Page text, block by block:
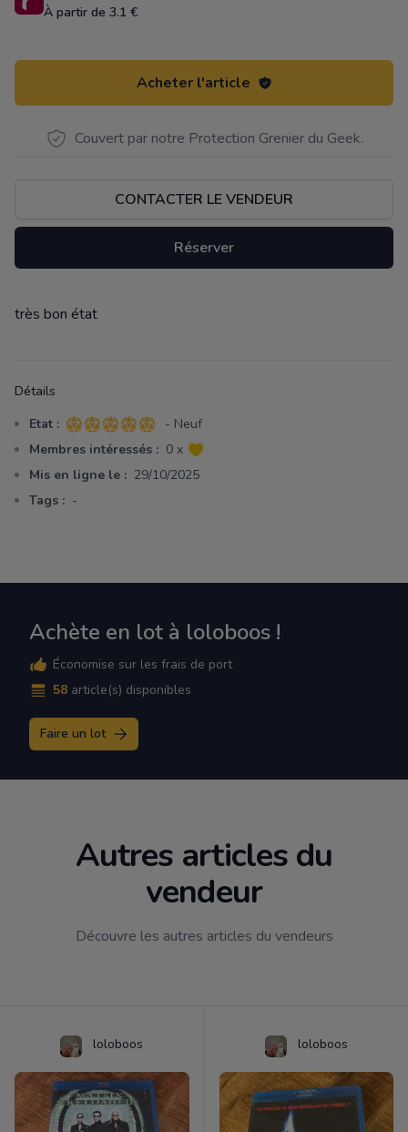
À partir de 3.1 €
Acheter l'article
Couvert par notre Protection Grenier du Geek.
CONTACTER LE VENDEUR
Réserver
Description
très bon état
Détails
Etat : 5 sur 5 étoiles
- Neuf
Membres intéressés : 0 x
Mis en ligne le : 29/10/2025
Tags : -
Achète en lot à loloboos !
Économise sur les frais de port
58 article(s) disponibles
Faire un lot
Autres articles du
vendeur
Découvre les autres articles du vendeurs
loloboos loloboos